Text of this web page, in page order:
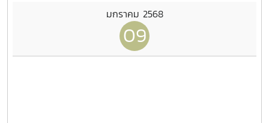
มกราคม 2568
09